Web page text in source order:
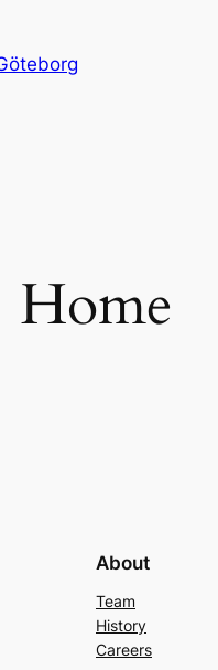
Home
About
Team
History
Careers